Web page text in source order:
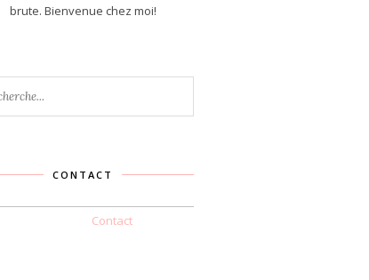
brute. Bienvenue chez moi!
CONTACT